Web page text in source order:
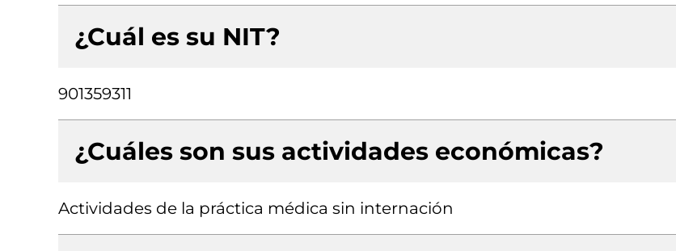
¿Cuál es su NIT?
901359311
¿Cuáles son sus actividades económicas?
Actividades de la práctica médica sin internación